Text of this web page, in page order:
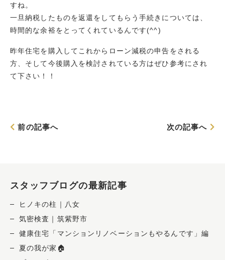
すね。
一旦納税したものを返還をしてもらう手続きについては、
時間的な余裕をとってくれているんです(^^)
昨年住宅を購入してこれからローン減税の申告をされる
方、そして今後購入を検討されている方はぜひ参考にされ
て下さい！！
前の記事へ 次の記事へ
スタッフブログの最新記事
ヒノキの柱｜八女
気密検査｜筑紫野市
健康住宅「マンションリノベーションもやるんです」編
夏の我が家🏠